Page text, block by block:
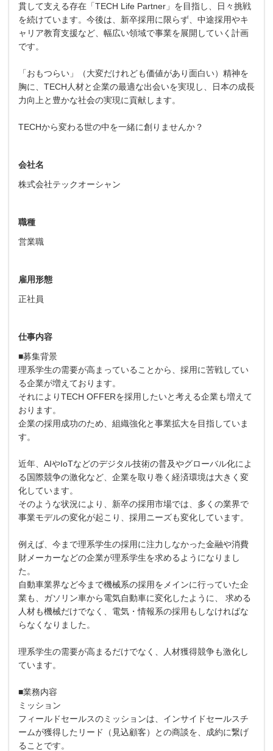
貫して支える存在「TECH Life Partner」を目指し、日々挑戦
を続けています。今後は、新卒採用に限らず、中途採用やキ
ャリア教育支援など、幅広い領域で事業を展開していく計画
です。
「おもつらい」（大変だけれども価値があり面白い）精神を
胸に、TECH人材と企業の最適な出会いを実現し、日本の成長
力向上と豊かな社会の実現に貢献します。
TECHから変わる世の中を一緒に創りませんか？
会社名
株式会社テックオーシャン
職種
営業職
雇用形態
正社員
仕事内容
■募集背景
理系学生の需要が高まっていることから、採用に苦戦してい
る企業が増えております。
それによりTECH OFFERを採用したいと考える企業も増えて
おります。
企業の採用成功のため、組織強化と事業拡大を目指していま
す。
近年、AIやIoTなどのデジタル技術の普及やグローバル化によ
る国際競争の激化など、企業を取り巻く経済環境は大きく変
化しています。
そのような状況により、新卒の採用市場では、多くの業界で
事業モデルの変化が起こり、採用ニーズも変化しています。
例えば、今まで理系学生の採用に注力しなかった金融や消費
財メーカーなどの企業が理系学生を求めるようになりまし
た。
自動車業界など今まで機械系の採用をメインに行っていた企
業も、ガソリン車から電気自動車に変化したように、 求める
人材も機械だけでなく、電気・情報系の採用もしなければな
らなくなりました。
理系学生の需要が高まるだけでなく、人材獲得競争も激化し
ています。
■業務内容
ミッション
フィールドセールスのミッションは、インサイドセールスチ
ームが獲得したリード（見込顧客）との商談を、成約に繋げ
ることです。